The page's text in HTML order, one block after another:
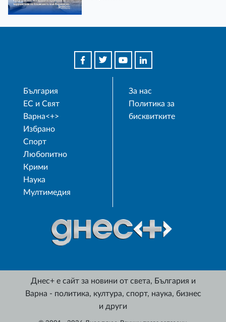
България
ЕС и Свят
Варна<+>
Избрано
Спорт
Любопитно
Крими
Наука
Мултимедия
За нас
Политика за
бисквитките
Днес+ е сайт за новини от света, България и
Варна - политика, култура, спорт, наука, бизнес
и други